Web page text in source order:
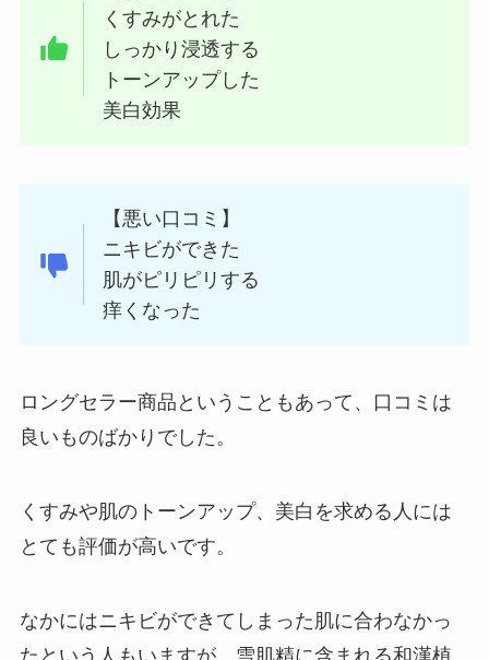
くすみがとれた
しっかり浸透する
トーンアップした
美白効果
【悪い口コミ】
ニキビができた
肌がピリピリする
痒くなった
ロングセラー商品ということもあって、口コミは
良いものばかりでした。
くすみや肌のトーンアップ、美白を求める人には
とても評価が高いです。
なかにはニキビができてしまった肌に合わなかっ
たという人もいますが、雪肌精に含まれる和漢植